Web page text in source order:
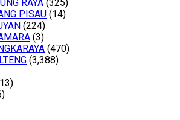
RAYA (325)
PISAU (14)
(224)
(3)
(470)
(3,388)